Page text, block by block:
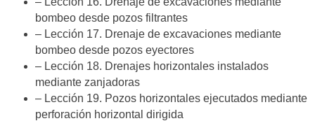
bombeo desde pozos filtrantes
– Lección 17. Drenaje de excavaciones mediante
bombeo desde pozos eyectores
– Lección 18. Drenajes horizontales instalados
mediante zanjadoras
– Lección 19. Pozos horizontales ejecutados mediante
perforación horizontal dirigida